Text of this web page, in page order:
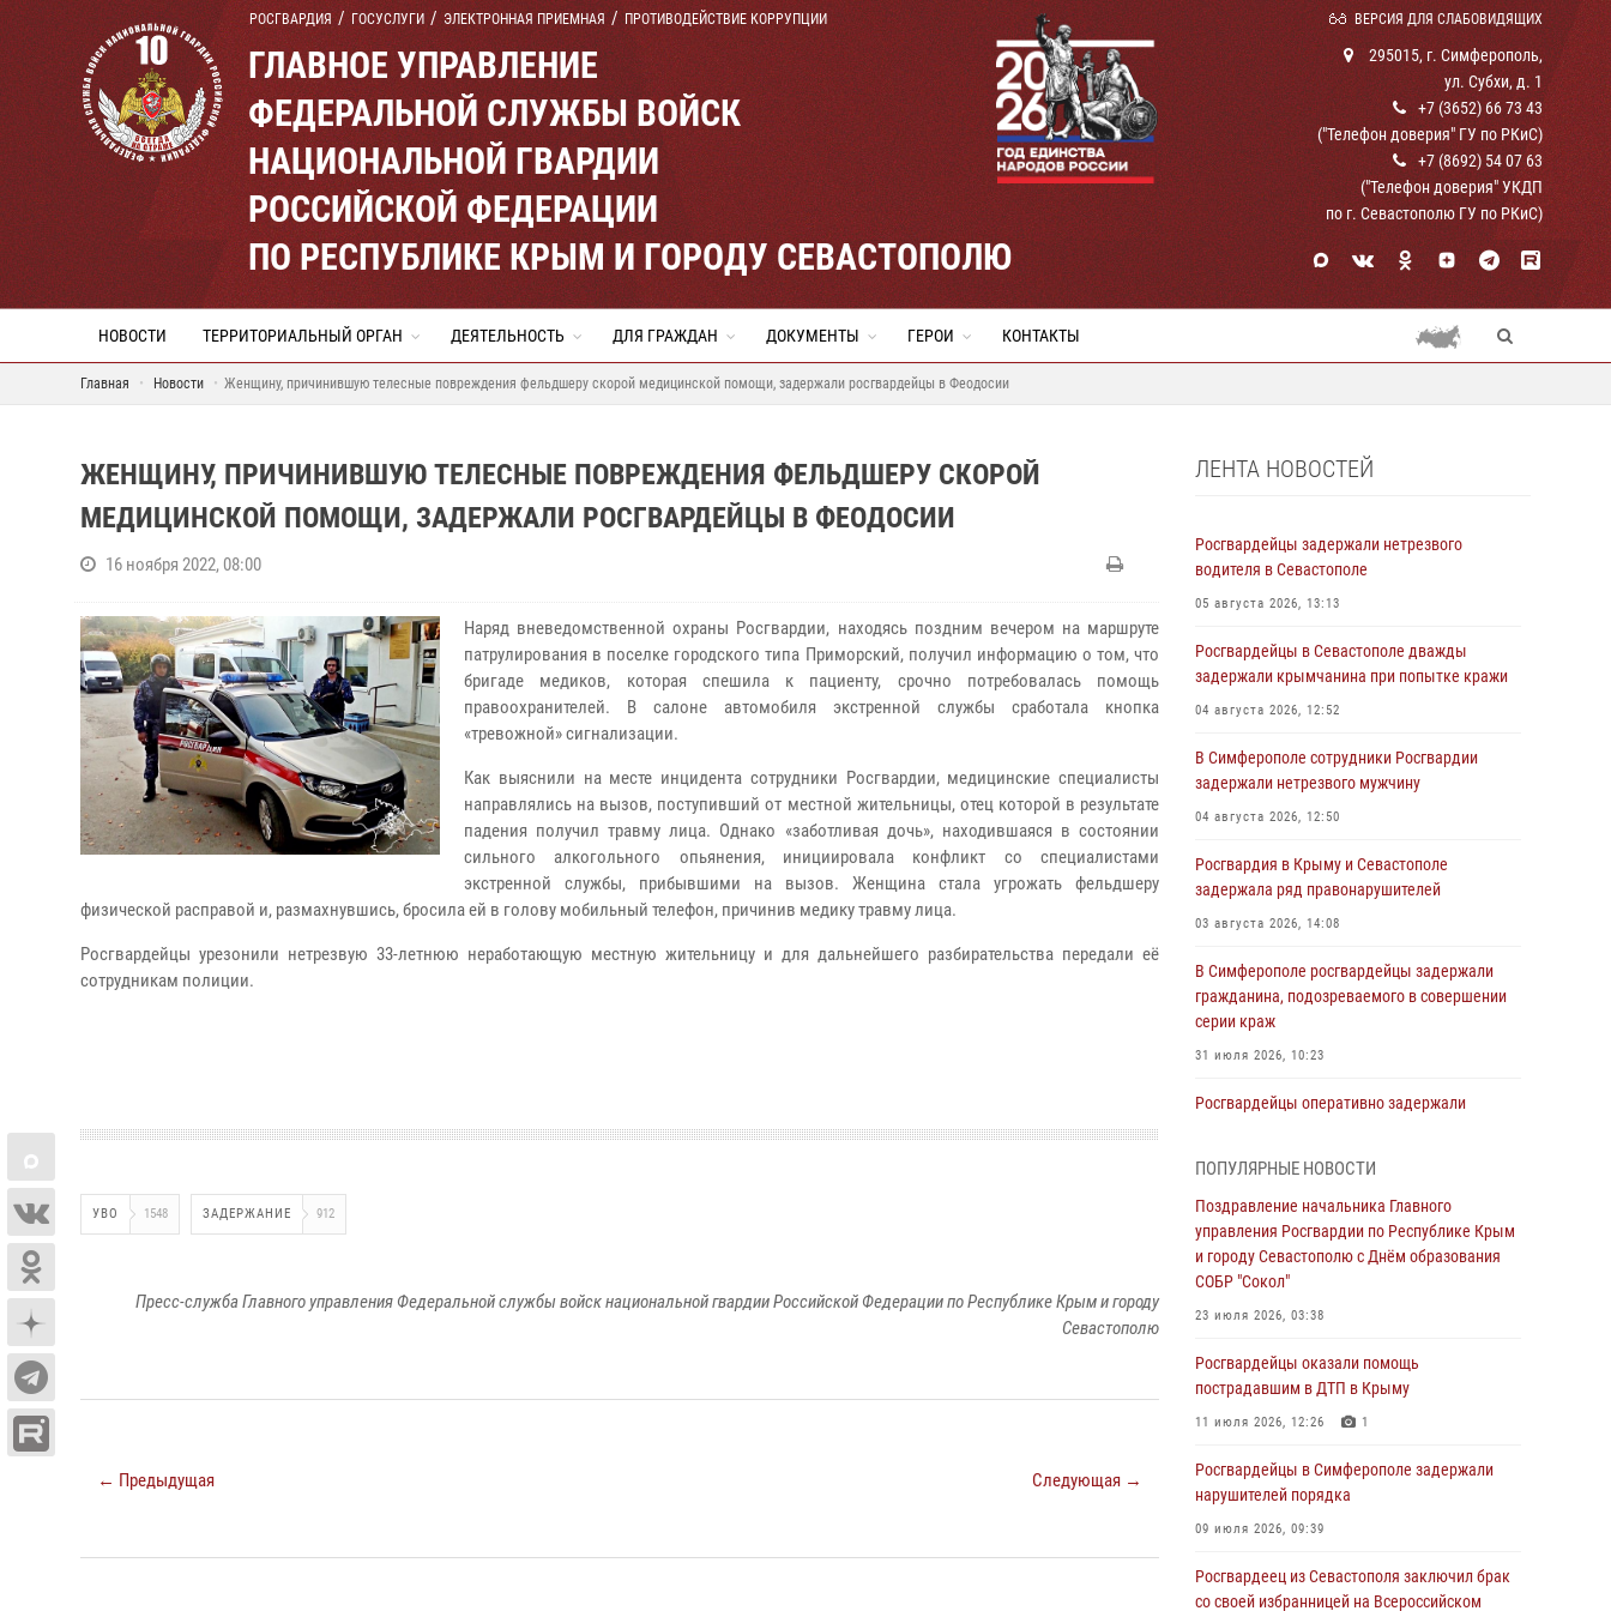
РОСГВАРДИЯ ГОСУСЛУГИ ЭЛЕКТРОННАЯ ПРИЕМНАЯ ПРОТИВОДЕЙСТВИЕ КОРРУПЦИИ ВЕРСИЯ ДЛЯ СЛАБОВИДЯЩИХ
ГЛАВНОЕ УПРАВЛЕНИЕ
ФЕДЕРАЛЬНОЙ СЛУЖБЫ ВОЙСК
НАЦИОНАЛЬНОЙ ГВАРДИИ
РОССИЙСКОЙ ФЕДЕРАЦИИ
ПО РЕСПУБЛИКЕ КРЫМ И ГОРОДУ СЕВАСТОПОЛЮ
295015, г. Симферополь,
ул. Субхи, д. 1
+7 (3652) 66 73 43
("Телефон доверия" ГУ по РКиС)
+7 (8692) 54 07 63
("Телефон доверия" УКДП
по г. Севастополю ГУ по РКиС)
НОВОСТИ ТЕРРИТОРИАЛЬНЫЙ ОРГАН ДЕЯТЕЛЬНОСТЬ ДЛЯ ГРАЖДАН ДОКУМЕНТЫ ГЕРОИ КОНТАКТЫ
Главная Новости Женщину, причинившую телесные повреждения фельдшеру скорой медицинской помощи, задержали росгвардейцы в Феодосии
ЖЕНЩИНУ, ПРИЧИНИВШУЮ ТЕЛЕСНЫЕ ПОВРЕЖДЕНИЯ ФЕЛЬДШЕРУ СКОРОЙ
МЕДИЦИНСКОЙ ПОМОЩИ, ЗАДЕРЖАЛИ РОСГВАРДЕЙЦЫ В ФЕОДОСИИ
16 ноября 2022, 08:00
Наряд вневедомственной охраны Росгвардии, находясь поздним вечером на маршруте
патрулирования в поселке городского типа Приморский, получил информацию о том, что
бригаде медиков, которая спешила к пациенту, срочно потребовалась помощь
правоохранителей. В салоне автомобиля экстренной службы сработала кнопка
«тревожной» сигнализации.
Как выяснили на месте инцидента сотрудники Росгвардии, медицинские специалисты
направлялись на вызов, поступивший от местной жительницы, отец которой в результате
падения получил травму лица. Однако «заботливая дочь», находившаяся в состоянии
сильного алкогольного опьянения, инициировала конфликт со специалистами
экстренной службы, прибывшими на вызов. Женщина стала угрожать фельдшеру
физической расправой и, размахнувшись, бросила ей в голову мобильный телефон, причинив медику травму лица.
Росгвардейцы урезонили нетрезвую 33-летнюю неработающую местную жительницу и для дальнейшего разбирательства передали её
сотрудникам полиции.
УВО 1548 ЗАДЕРЖАНИЕ 912
Пресс-служба Главного управления Федеральной службы войск национальной гвардии Российской Федерации по Республике Крым и городу
Севастополю
← Предыдущая Следующая →
ЛЕНТА НОВОСТЕЙ
Росгвардейцы задержали нетрезвого
водителя в Севастополе
05 августа 2026, 13:13
Росгвардейцы в Севастополе дважды
задержали крымчанина при попытке кражи
04 августа 2026, 12:52
В Симферополе сотрудники Росгвардии
задержали нетрезвого мужчину
04 августа 2026, 12:50
Росгвардия в Крыму и Севастополе
задержала ряд правонарушителей
03 августа 2026, 14:08
В Симферополе росгвардейцы задержали
гражданина, подозреваемого в совершении
серии краж
31 июля 2026, 10:23
Росгвардейцы оперативно задержали
Росгвардейцы Севастополя пресекли
противоправные действия на охраняемом
объекте
29 июля 2026, 12:34
Росгвардейцы Крыма и Севастополя
отметили День Крещения Руси
28 июля 2026, 14:18 4
В Симферополе сотрудники Росгвардии
задержали подозреваемого в краже из
гипермаркета
Поздравление начальника Главного
ПОПУЛЯРНЫЕ НОВОСТИ
Поздравление начальника Главного
управления Росгвардии по Республике Крым
и городу Севастополю с Днём образования
СОБР "Сокол"
23 июля 2026, 03:38
Росгвардейцы оказали помощь
пострадавшим в ДТП в Крыму
11 июля 2026, 12:26 1
Росгвардейцы в Симферополе задержали
нарушителей порядка
09 июля 2026, 09:39
Росгвардеец из Севастополя заключил брак
со своей избранницей на Всероссийском